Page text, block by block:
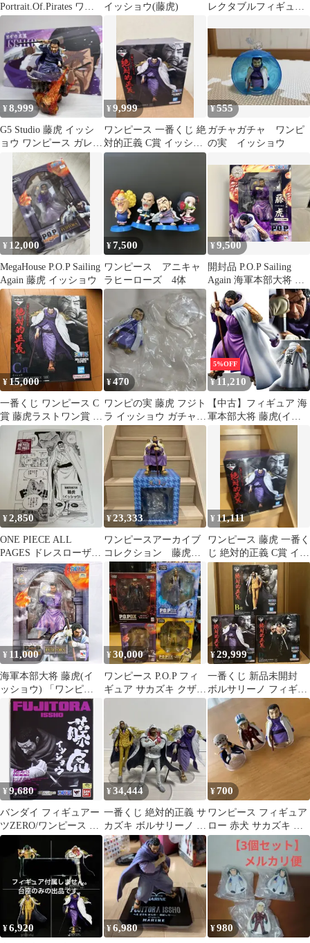
Portrait.Of.Pirates ワン
ピース 藤虎 イッショウ
イッショウ(藤虎)
レクタブルフィギュ
犬 藤虎
¥8,999
G5 Studio 藤虎 イッシ
ョウ ワンピース ガレー
¥9,999
ワンピース 一番くじ 絶
対的正義 C賞 イッショ
ウ 藤虎 6600
¥555
ガチャガチャ ワンピ
の実 イッショウ
¥ 12,000
MegaHouse P.O.P Sailing
Again 藤虎 イッショウ
¥7,500
ワンピース アニキャ
ラヒーローズ 4体
¥9,500
開封品 P.O.P Sailing
Again 海軍本部大将 藤
虎【イッショウ】 (ア
ンコール再販) ONE
PIECE/P.O.Pシリーズ
フィギュア
¥ 15,000
一番くじ ワンピース C
賞 藤虎ラストワン賞 ア
ラマキ
¥470
ワンピの実 藤虎 フジト
ラ イッショウ ガチャ
フィギュア 海軍大将
5%OFF
¥11,210
【中古】フィギュア 海
軍本部大将 藤虎(イッ
ショウ) 「ワンピー
ス」 エクセレントモデ
ル Portrait.Of.Pirates ワ
ンピース ’Sailing Again’
¥2,850
ONE PIECE ALL
PAGES ドレスローザ
藤虎（イッショウ）
¥23,333
ワンピースアーカイブ
コレクション 藤虎
イッショウ フィギュ
ア 海軍 プレックス
¥ 11,111
ワンピース 藤虎 一番く
じ 絶対的正義 C賞 イッ
ショウ 698526614
¥ 11,000
海軍本部大将 藤虎(イ
ッショウ) 「ワンピー
ス」 エクセレントモデ
ル Portrait.Of.Pirates ワ
ンピース ’Sailing Again’
¥30,000
ワンピース P.O.P フィ
ギュア サカズキ クザン
ボルサリーノ イッショ
¥29,999
一番くじ 新品未開封
ボルサリーノ フィギュ
ア イッショウ 藤虎
アラマキ
¥9,680
バンダイ フィギュアー
ツZERO/ワンピース 藤
虎 イッショウ
¥34,444
一番くじ 絶対的正義 サ
カズキ ボルサリーノ イ
ッショウ 赤犬 黄
猿 藤虎
¥700
ワンピース フィギュア
ロー 赤犬 サカズキ 藤
虎 イッショウ 3体セッ
¥6,920 ¥6,980 ¥980